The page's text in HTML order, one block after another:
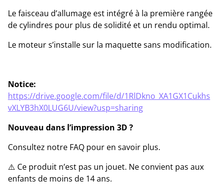
Le faisceau d’allumage est intégré à la première rangée
de cylindres pour plus de solidité et un rendu optimal.
Le moteur s’installe sur la maquette sans modification.
Notice:
https://drive.google.com/file/d/1RlDkno_XA1GX1Cukhs
vXLYB3hX0LUG6U/view?usp=sharing
Nouveau dans l’impression 3D ?
Consultez notre FAQ pour en savoir plus.
⚠️ Ce produit n’est pas un jouet. Ne convient pas aux
enfants de moins de 14 ans.